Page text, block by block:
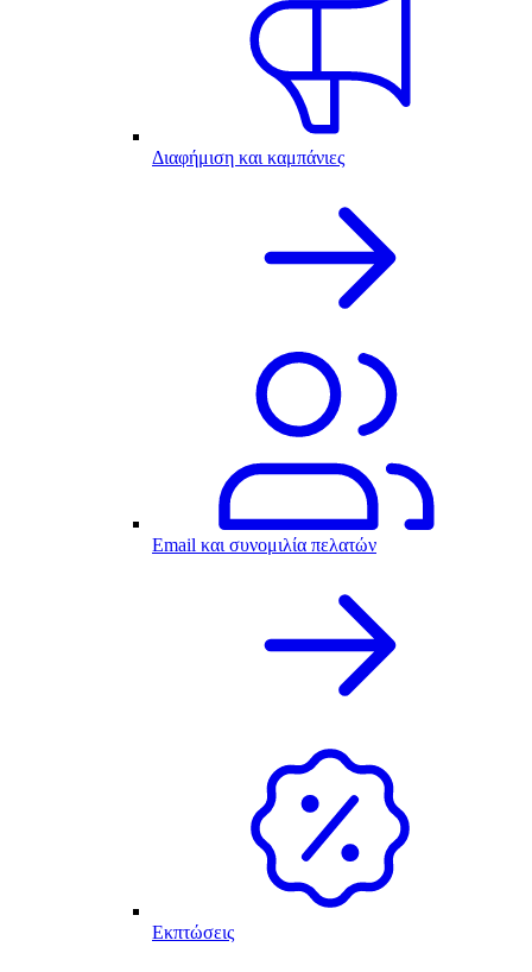
Διαφήμιση και καμπάνιες
Email και συνομιλία πελατών
Εκπτώσεις